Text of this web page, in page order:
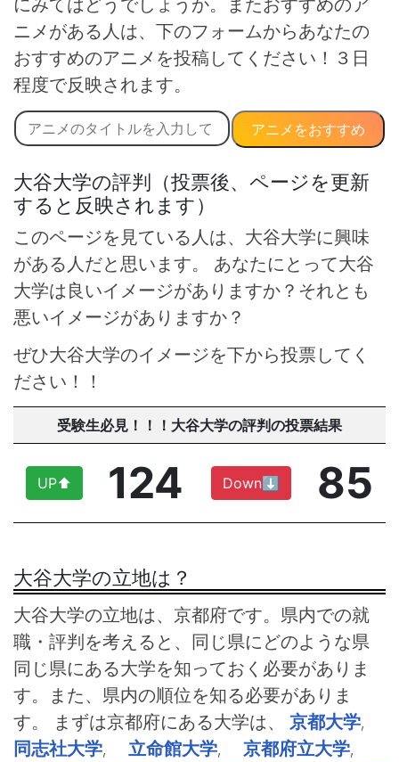
ニメがある人は、下のフォームからあなたの
おすすめのアニメを投稿してください！３日
程度で反映されます。
アニメをおすすめ
大谷大学の評判（投票後、ページを更新
すると反映されます）
このページを見ている人は、大谷大学に興味
がある人だと思います。 あなたにとって大谷
大学は良いイメージがありますか？それとも
悪いイメージがありますか？
ぜひ大谷大学のイメージを下から投票してく
ださい！！
受験生必見！！！大谷大学の評判の投票結果
UP⬆︎ 124 Down⬇︎ 85
大谷大学の立地は？
大谷大学の立地は、京都府です。県内での就
職・評判を考えると、同じ県にどのような県
同じ県にある大学を知っておく必要がありま
す。また、県内の順位を知る必要がありま
す。 まずは京都府にある大学は、 京都大学,
同志社大学, 立命館大学, 京都府立大学,